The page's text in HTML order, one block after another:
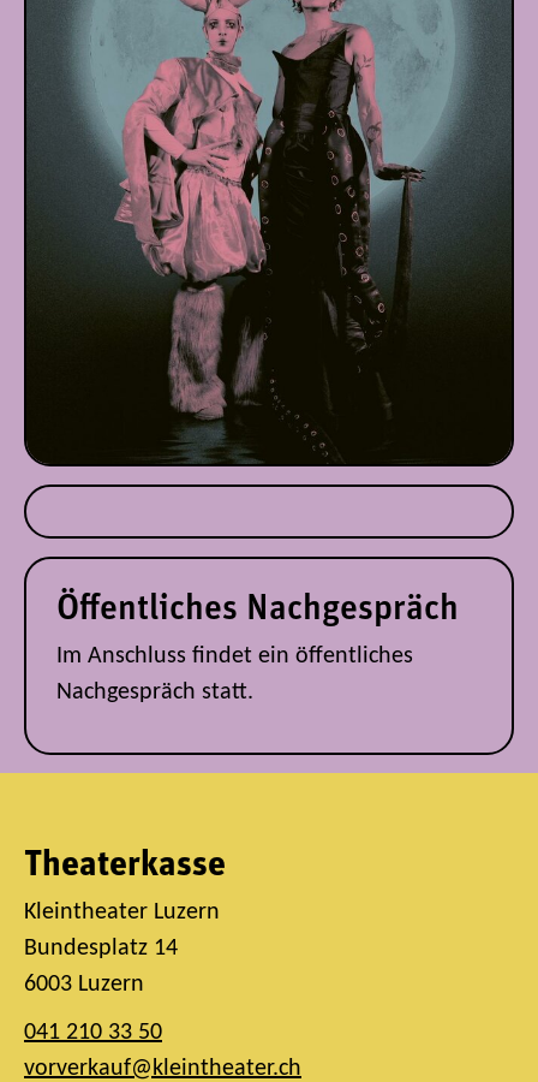
Öffentliches Nachgespräch
Im Anschluss findet ein öffentliches
Nachgespräch statt.
Theaterkasse
Kleintheater Luzern
Bundesplatz 14
6003 Luzern
041 210 33 50
vorverkauf@kleintheater.ch